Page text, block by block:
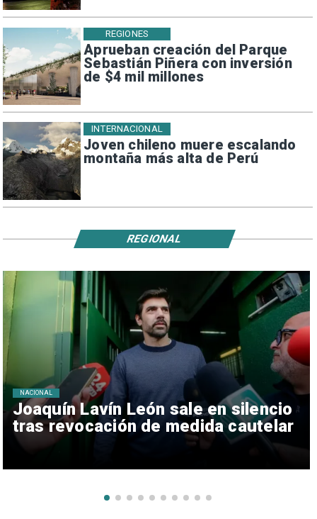
Aprueban creación del Parque
Sebastián Piñera con inversión
de $4 mil millones
REGIONES
Joven chileno muere escalando
montaña más alta de Perú
INTERNACIONAL
Joaquín Lavín León sale en silencio
tras revocación de medida cautelar
NACIONAL
REGIONAL